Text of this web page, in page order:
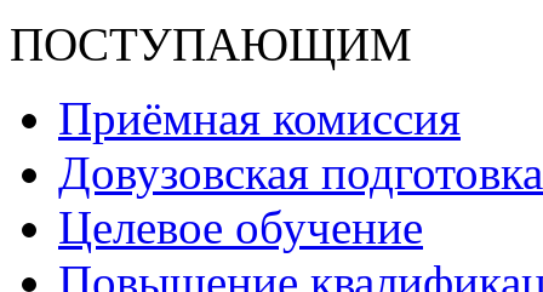
ПОСТУПАЮЩИМ
Приёмная комиссия
Довузовская подготовка
Целевое обучение
Повышение